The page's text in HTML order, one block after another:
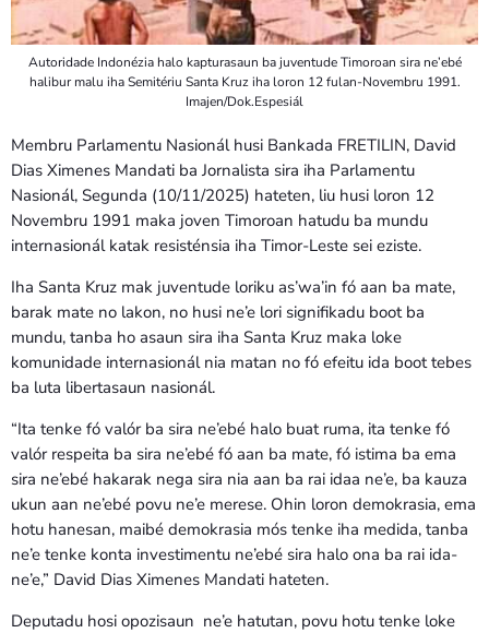
Autoridade Indonézia halo kapturasaun ba juventude Timoroan sira ne’ebé
halibur malu iha Semitériu Santa Kruz iha loron 12 fulan-Novembru 1991.
Imajen/Dok.Espesiál
Membru Parlamentu Nasionál husi Bankada FRETILIN, David
Dias Ximenes Mandati ba Jornalista sira iha Parlamentu
Nasionál, Segunda (10/11/2025) hateten, liu husi loron 12
Novembru 1991 maka joven Timoroan hatudu ba mundu
internasionál katak resisténsia iha Timor-Leste sei eziste.
Iha Santa Kruz mak juventude loriku as’wa’in fó aan ba mate,
barak mate no lakon, no husi ne’e lori signifikadu boot ba
mundu, tanba ho asaun sira iha Santa Kruz maka loke
komunidade internasionál nia matan no fó efeitu ida boot tebes
ba luta libertasaun nasionál.
“Ita tenke fó valór ba sira ne’ebé halo buat ruma, ita tenke fó
valór respeita ba sira ne’ebé fó aan ba mate, fó istima ba ema
sira ne’ebé hakarak nega sira nia aan ba rai idaa ne’e, ba kauza
ukun aan ne’ebé povu ne’e merese. Ohin loron demokrasia, ema
hotu hanesan, maibé demokrasia mós tenke iha medida, tanba
ne’e tenke konta investimentu ne’ebé sira halo ona ba rai ida-
ne’e,” David Dias Ximenes Mandati hateten.
Deputadu hosi opozisaun ne’e hatutan, povu hotu tenke loke